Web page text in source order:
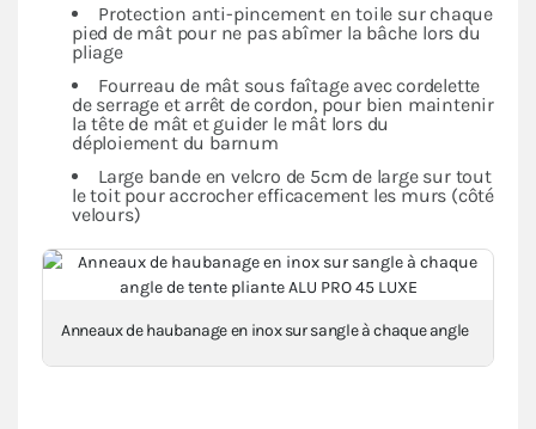
Protection anti-pincement en toile sur chaque
pied de mât pour ne pas abîmer la bâche lors du
pliage
Fourreau de mât sous faîtage avec cordelette
de serrage et arrêt de cordon, pour bien maintenir
la tête de mât et guider le mât lors du
déploiement du barnum
Large bande en velcro de 5cm de large sur tout
le toit pour accrocher efficacement les murs (côté
velours)
Anneaux de haubanage en inox sur sangle à chaque angle